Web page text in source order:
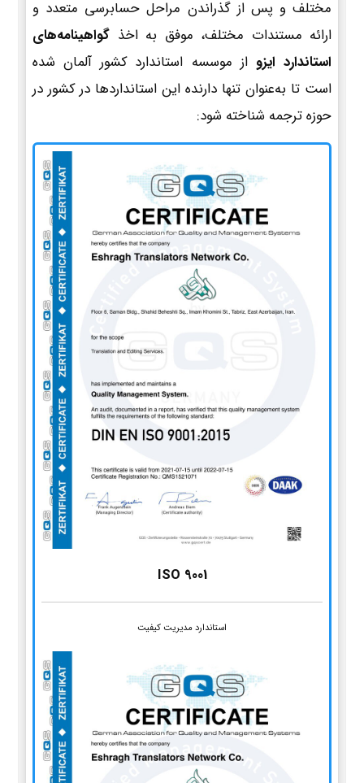
مختلف و پس از گذراندن مراحل حسابرسی متعدد و
ارائه مستندات مختلف، موفق به اخذ گواهینامه‌های
استاندارد ایزو از موسسه استاندارد کشور آلمان شده
است تا به‌عنوان تنها دارنده این استانداردها در کشور در
حوزه ترجمه شناخته شود:
ISO 9001
استاندارد مدیریت کیفیت